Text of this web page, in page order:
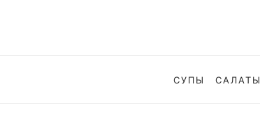
СУПЫ САЛАТЫ